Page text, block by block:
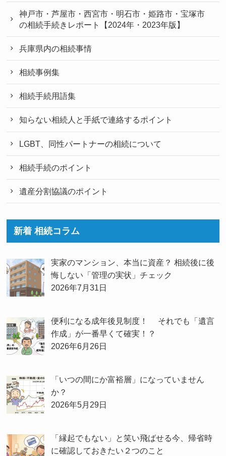
神戸市・芦屋市・西宮市・明石市・姫路市・宝塚市
の相続手続きレポート【2024年・2023年版】
兵庫県内の相続事情
相続事例集
相続手続用語集
知らない相続人と手紙で連絡するポイント
LGBT、同性パートナーの相続について
相続手続のポイント
遺産分割協議のポイント
新着 相続コラム
実家のマンション、本当に資産？ 相続後に後
悔しない「管理の実状」チェック
2026年7月31日
便利になる成年後見制度！ それでも「遺言
作成」が一番早くて確実！？
2026年6月26日
「いつの間にか富裕層」になっていません
か？
2026年5月29日
「縁起でもない」と笑い飛ばせる今、帰省時
に確認しておきたい２つのこと